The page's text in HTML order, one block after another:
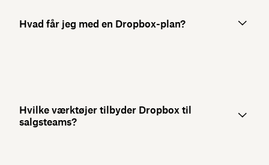
Hvad får jeg med en Dropbox-plan?
Hvilke værktøjer tilbyder Dropbox til
salgsteams?